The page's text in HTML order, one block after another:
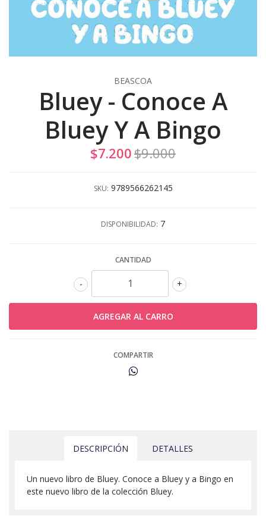
BEASCOA
Bluey - Conoce A
Bluey Y A Bingo
$7.200$9.000
SKU: 9789566262145
DISPONIBILIDAD: 7
CANTIDAD
+
-
COMPARTIR
DESCRIPCIÓN DETALLES
Un nuevo libro de Bluey. Conoce a Bluey y a Bingo en
este nuevo libro de la colección Bluey.